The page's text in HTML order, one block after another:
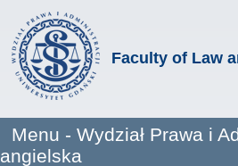
Faculty of Law
Menu - Wydział Prawa i
angielska